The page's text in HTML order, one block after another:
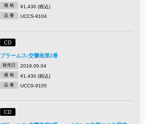
価 格 ¥1,430 (税込)
品 番 UCCS-9104
CD
ブラームス:交響曲第1番
発売日 2019.09.04
価 格 ¥1,430 (税込)
品 番 UCCS-9105
CD